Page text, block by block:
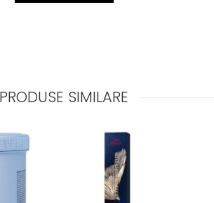
PRODUSE SIMILARE